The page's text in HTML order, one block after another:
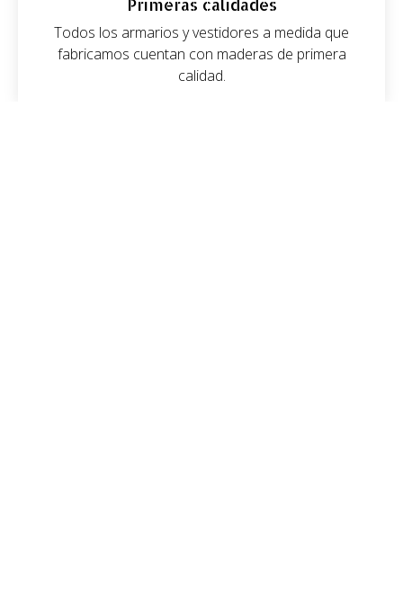
Todos los armarios y vestidores a medida que
fabricamos cuentan con maderas de primera
calidad.